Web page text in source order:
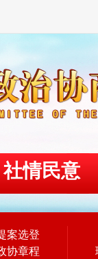
社情民意
案选登
协章程